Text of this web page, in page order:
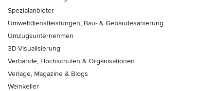
Spezialanbieter
Umweltdienstleistungen, Bau- & Gebäudesanierung
Umzugsunternehmen
3D-Visualisierung
Verbände, Hochschulen & Organisationen
Verlage, Magazine & Blogs
Weinkeller